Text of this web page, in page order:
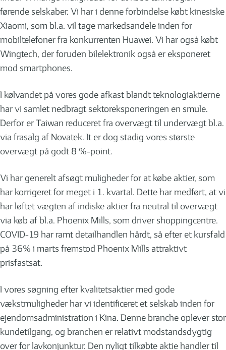
førende selskaber. Vi har i denne forbindelse købt kinesiske
Xiaomi, som bl.a. vil tage markedsandele inden for
mobiltelefoner fra konkurrenten Huawei. Vi har også købt
Wingtech, der foruden bilelektronik også er eksponeret
mod smartphones.
I kølvandet på vores gode afkast blandt teknologiaktierne
har vi samlet nedbragt sektoreksponeringen en smule.
Derfor er Taiwan reduceret fra overvægt til undervægt bl.a.
via frasalg af Novatek. It er dog stadig vores største
overvægt på godt 8 %-point.
Vi har generelt afsøgt muligheder for at købe aktier, som
har korrigeret for meget i 1. kvartal. Dette har medført, at vi
har løftet vægten af indiske aktier fra neutral til overvægt
via køb af bl.a. Phoenix Mills, som driver shoppingcentre.
COVID-19 har ramt detailhandlen hårdt, så efter et kursfald
på 36% i marts fremstod Phoenix Mills attraktivt
prisfastsat.
I vores søgning efter kvalitetsaktier med gode
vækstmuligheder har vi identificeret et selskab inden for
ejendomsadministration i Kina. Denne branche oplever stor
kundetilgang, og branchen er relativt modstandsdygtig
over for lavkonjunktur. Den nyligt tilkøbte aktie handler til